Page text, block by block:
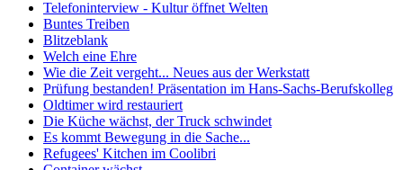
Telefoninterview - Kultur öffnet Welten
Buntes Treiben
Blitzeblank
Welch eine Ehre
Wie die Zeit vergeht... Neues aus der Werkstatt
Prüfung bestanden! Präsentation im Hans-Sachs-Berufskolleg
Oldtimer wird restauriert
Die Küche wächst, der Truck schwindet
Es kommt Bewegung in die Sache...
Refugees' Kitchen im Coolibri